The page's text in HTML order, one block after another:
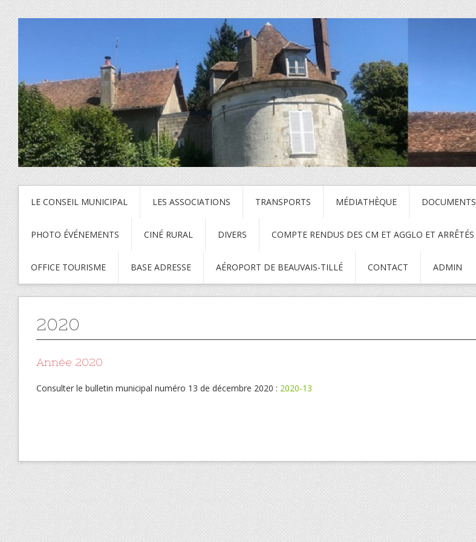
LE CONSEIL MUNICIPAL LES ASSOCIATIONS TRANSPORTS MÉDIATHÈQUE DOCUMENTS
PHOTO ÉVÉNEMENTS CINÉ RURAL DIVERS COMPTE RENDUS DES CM ET AGGLO ET ARRÊTÉS
OFFICE TOURISME BASE ADRESSE AÉROPORT DE BEAUVAIS-TILLÉ CONTACT ADMIN
2020
Année 2020
Consulter le bulletin municipal numéro 13 de décembre 2020 : 2020-13